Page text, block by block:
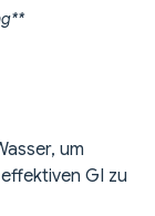
um
GI zu